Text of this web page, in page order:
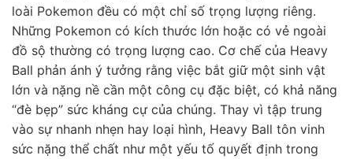
loài Pokemon đều có một chỉ số trọng lượng riêng.
Những Pokemon có kích thước lớn hoặc có vẻ ngoài
đồ sộ thường có trọng lượng cao. Cơ chế của Heavy
Ball phản ánh ý tưởng rằng việc bắt giữ một sinh vật
lớn và nặng nề cần một công cụ đặc biệt, có khả năng
“đè bẹp” sức kháng cự của chúng. Thay vì tập trung
vào sự nhanh nhẹn hay loại hình, Heavy Ball tôn vinh
sức nặng thể chất như một yếu tố quyết định trong